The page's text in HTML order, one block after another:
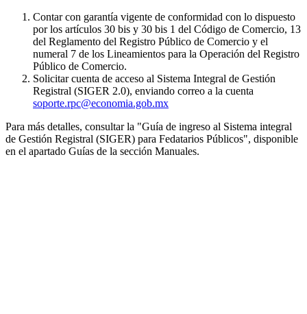
Contar con garantía vigente de conformidad con lo dispuesto
por los artículos 30 bis y 30 bis 1 del Código de Comercio, 13
del Reglamento del Registro Público de Comercio y el
numeral 7 de los Lineamientos para la Operación del Registro
Público de Comercio.
Solicitar cuenta de acceso al Sistema Integral de Gestión
Registral (SIGER 2.0), enviando correo a la cuenta
soporte.rpc@economia.gob.mx
Para más detalles, consultar la "Guía de ingreso al Sistema integral
de Gestión Registral (SIGER) para Fedatarios Públicos", disponible
en el apartado Guías de la sección Manuales.